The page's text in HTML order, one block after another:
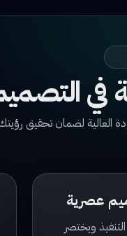
العالية لضمان تحقيق
عصرية
ويختصر